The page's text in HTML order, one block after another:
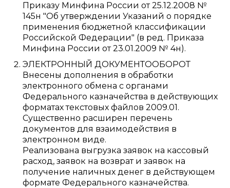
Приказу Минфина России от 25.12.2008 №
145н "Об утверждении Указаний о порядке
применения бюджетной классификации
Российской Федерации" (в ред. Приказа
Минфина России от 23.01.2009 № 4н).
ЭЛЕКТРОННЫЙ ДОКУМЕНТООБОРОТ
Внесены дополнения в обработки
электронного обмена с органами
Федерального казначейства в действующих
форматах текстовых файлов 2009.01.
Существенно расширен перечень
документов для взаимодействия в
электронном виде.
Реализована выгрузка заявок на кассовый
расход, заявок на возврат и заявок на
получение наличных денег в действующем
формате Федерального казначейства.